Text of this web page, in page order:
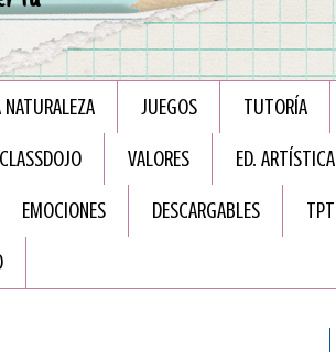
JUEGOS TUTORÍA
CLASSDOJO VALORES ED. ARTÍSTICA
EMOCIONES DESCARGABLES TPT